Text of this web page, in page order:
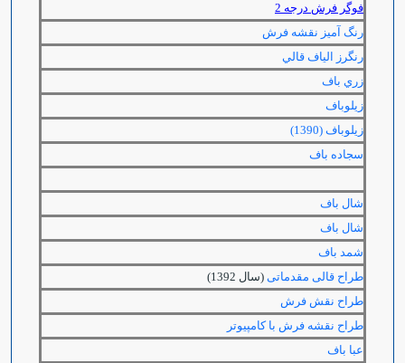
فوگر فرش درجه 2
رنگ آميز نقشه فرش
رنگرز الياف قالي
زري باف
زیلوباف
زيلوباف (1390)
سجاده باف
شال باف
شال باف
شمد باف
طراح قالی مقدماتی (سال 1392)
طراح نقش فرش
طراح نقشه فرش با كامپيوتر
عبا باف